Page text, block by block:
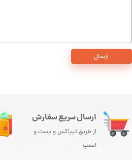
ارسال
ارسال سریع سفارش
از طریق تیپاکس و پست و
اسنپ